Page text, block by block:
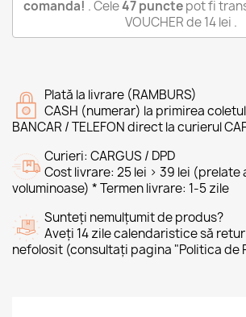
comanda! . Cele47punctepot fi
VOUCHER de14 lei .
Plată la livrare (RAMBURS)
CASH (numerar) la primirea
BANCAR / TELEFON direct la curierul
Curieri: CARGUS / DPD
Cost livrare: 25 lei > 39 lei
voluminoase) * Termen livrare: 1-5 zile
Sunteți nemulțumit de produs?
Aveți 14 zile calendaristice să
nefolosit (consultați pagina "Politica de